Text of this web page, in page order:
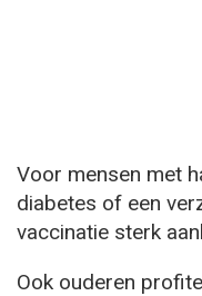
Voor mensen met
diabetes of een
vaccinatie sterk
Ook ouderen